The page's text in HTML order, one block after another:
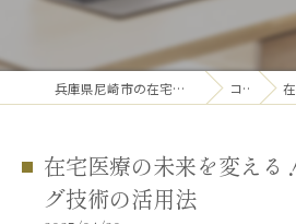
兵庫県尼崎市の在宅医療ならそらクリニック コラム 在
在宅医療の未来を変える
グ技術の活用法